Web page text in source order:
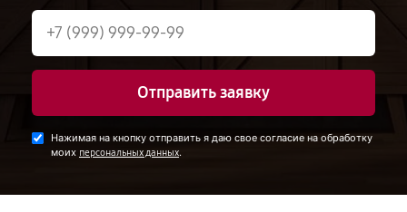
Отправить заявку
Нажимая на кнопку отправить я даю свое согласие на обработку
моих персональных данных.